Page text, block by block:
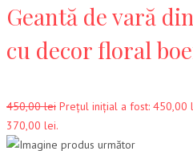
Geantă de vară
cu decor floral
450,00lei Prețul inițial a fost: 450,00
370,00 lei.